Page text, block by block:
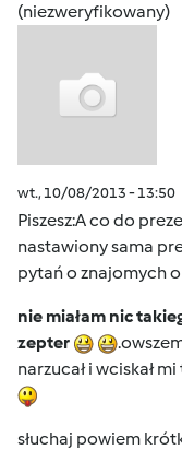
(niezweryfikowany)
wt., 10/08/2013 - 13:50
Piszesz:A co do
nastawiony sama
pytań o znajomych o
nie miałam nic
zepter
narzucał i wciskał
słuchaj powiem